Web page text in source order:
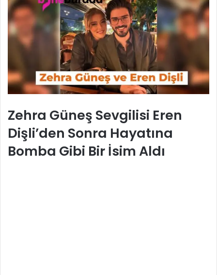
Zehra Güneş Sevgilisi Eren
Dişli’den Sonra Hayatına
Bomba Gibi Bir İsim Aldı